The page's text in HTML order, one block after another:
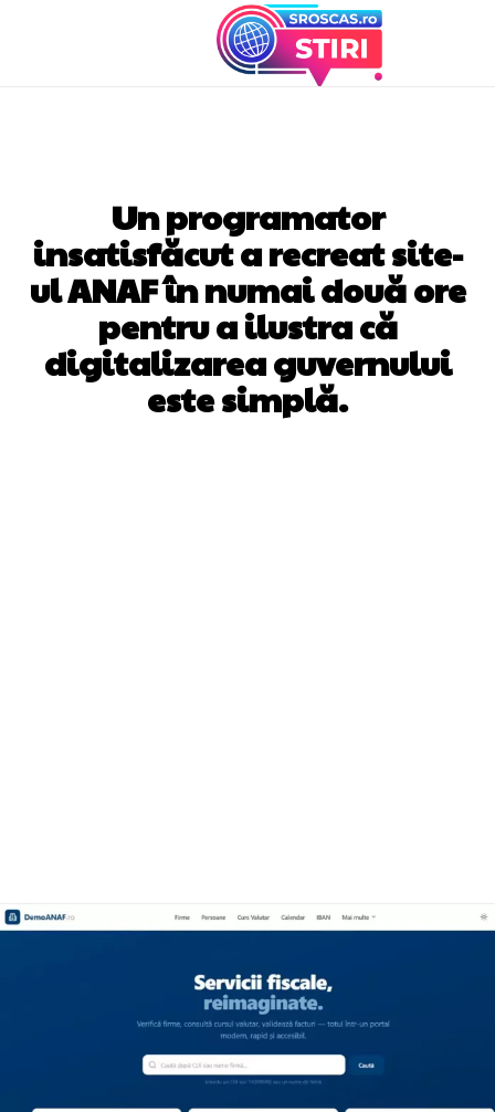
Un programator
insatisfăcut a recreat site-
ul ANAF în numai două ore
pentru a ilustra că
digitalizarea guvernului
este simplă.